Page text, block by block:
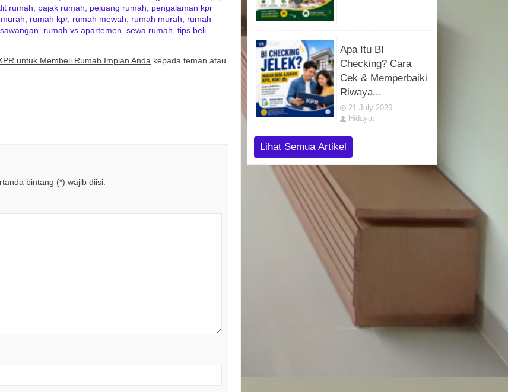
rumah pajak rumah pejuang rumah
pengalaman kpr
rumah kpr, rumah mewah rumah murah
rumah
rumah vs apartemen sewa rumah tips beli
untuk Membeli Rumah Impian Anda kepada teman atau
bintang (*) wajib diisi.
Apa Itu BI
Checking? Cara
Cek & Memperbaiki
Riwaya...
21 July 2026
Hidayat
Lihat Semua Artikel